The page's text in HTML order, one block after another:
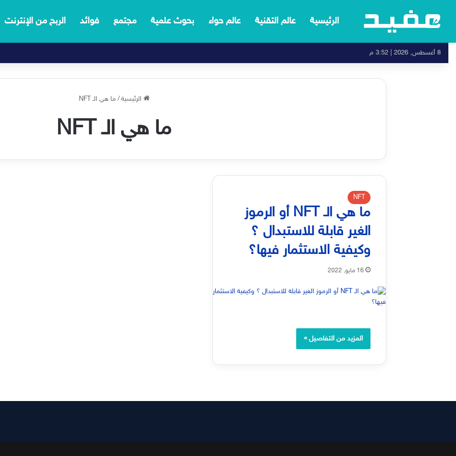
الرئيسية عالم التقنية عالم حواء بحوث علمية مجتمع فوائد الربح من الإنترنت
8 أغسطس, 2026 | 3:52 م
الرئيسية / ما هي الـ NFT
ما هي الـ NFT
NFT
ما هي الـ NFT أو الرموز
الغير قابلة للاستبدال ؟
وكيفية الاستثمار فيها؟
16 مايو, 2022
المزيد من التفاصيل »